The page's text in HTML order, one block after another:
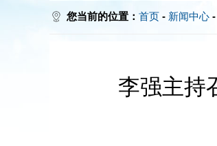
您当前的位置： 首页 - 新闻中心 -
李强主持